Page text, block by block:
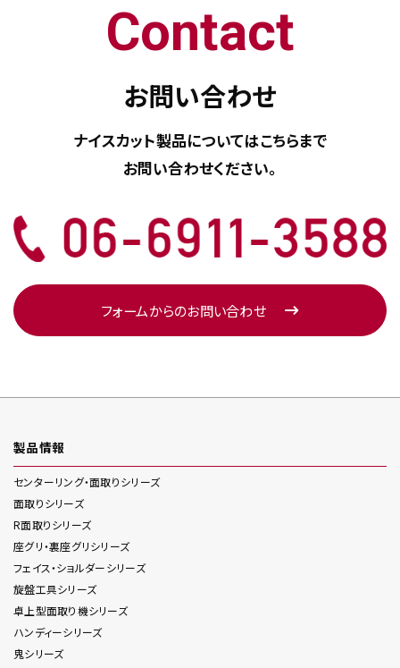
Contact
お問い合わせ
ナイスカット製品についてはこちらまで
お問い合わせください。
フォームからのお問い合わせ
製品情報
センターリング・面取りシリーズ
面取りシリーズ
R面取りシリーズ
座グリ・裏座グリシリーズ
フェイス・ショルダーシリーズ
旋盤工具シリーズ
卓上型面取り機シリーズ
ハンディーシリーズ
鬼シリーズ